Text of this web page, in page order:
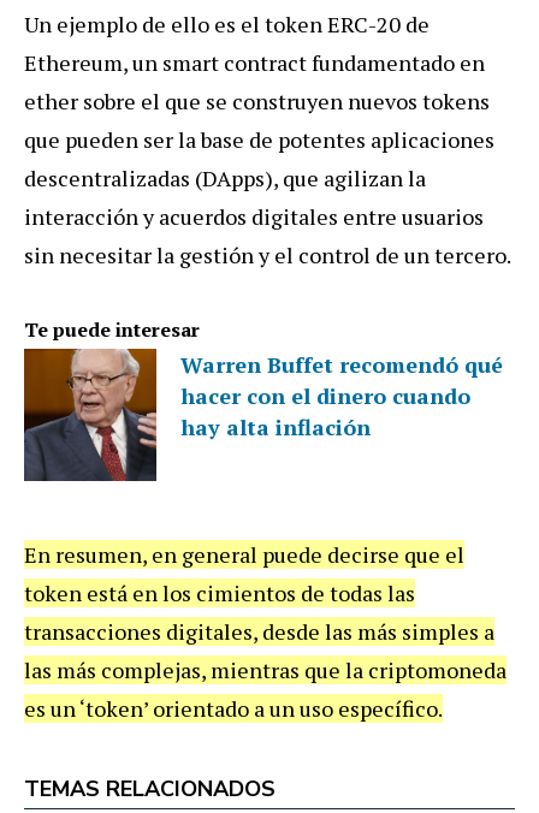
Un ejemplo de ello es el token ERC-20 de
Ethereum, un smart contract fundamentado en
ether sobre el que se construyen nuevos tokens
que pueden ser la base de potentes aplicaciones
descentralizadas (DApps), que agilizan la
interacción y acuerdos digitales entre usuarios
sin necesitar la gestión y el control de un tercero.
Te puede interesar
Warren Buffet recomendó qué
hacer con el dinero cuando
hay alta inflación
En resumen, en general puede decirse que el
token está en los cimientos de todas las
transacciones digitales, desde las más simples a
las más complejas, mientras que la criptomoneda
es un ‘token’ orientado a un uso específico.
TEMAS RELACIONADOS